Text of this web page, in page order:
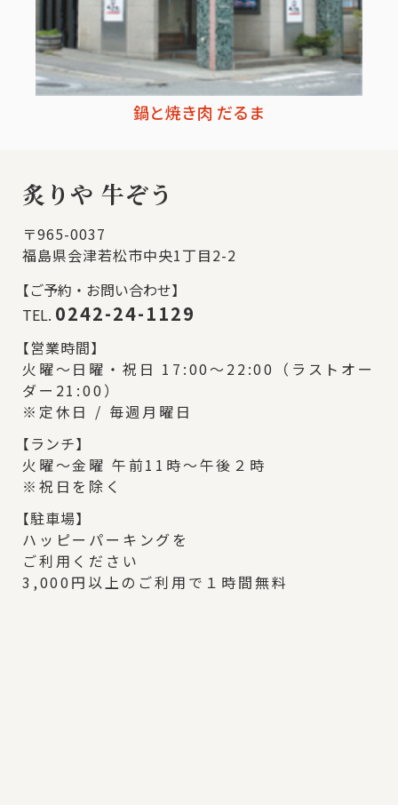
鍋と焼き肉 だるま
炙りや 牛ぞう
〒965-0037
福島県会津若松市中央1丁目2-2
【ご予約・お問い合わせ】
TEL. 0242-24-1129
【営業時間】
火曜～日曜・祝日 17:00～22:00（ラストオー
ダー21:00）
※定休日 / 毎週月曜日
【ランチ】
火曜～金曜 午前11時～午後２時
※祝日を除く
【駐車場】
ハッピーパーキングを
ご利用ください
3,000円以上のご利用で１時間無料